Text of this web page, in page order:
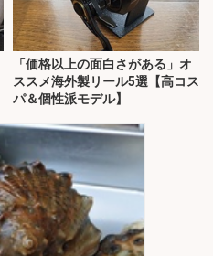
「価格以上の面白さがある」オ
ススメ海外製リール5選【高コス
パ＆個性派モデル】